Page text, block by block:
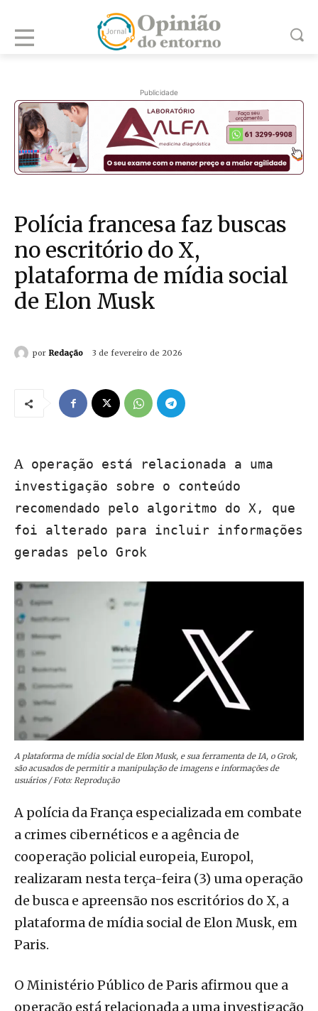
Publicidade
Polícia francesa faz buscas
no escritório do X,
plataforma de mídia social
de Elon Musk
por Redação 3 de fevereiro de 2026
A operação está relacionada a uma
investigação sobre o conteúdo
recomendado pelo algoritmo do X, que
foi alterado para incluir informações
geradas pelo Grok
A plataforma de mídia social de Elon Musk, e sua ferramenta de IA, o Grok,
são acusados de permitir a manipulação de imagens e informações de
usuários / Foto: Reprodução
A polícia da França especializada em combate
a crimes cibernéticos e a agência de
cooperação policial europeia, Europol,
realizaram nesta terça-feira (3) uma operação
de busca e apreensão nos escritórios do X, a
plataforma de mídia social de Elon Musk, em
Paris.
O Ministério Público de Paris afirmou que a
operação está relacionada a uma investigação